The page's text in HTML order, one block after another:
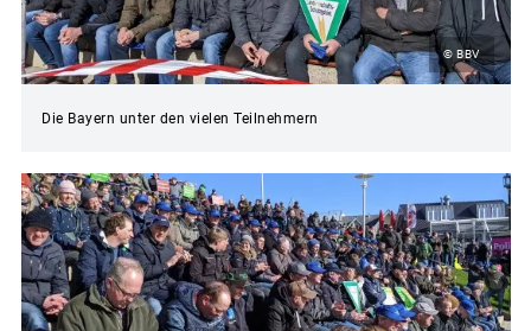
© BBV
Die Bayern unter den vielen Teilnehmern